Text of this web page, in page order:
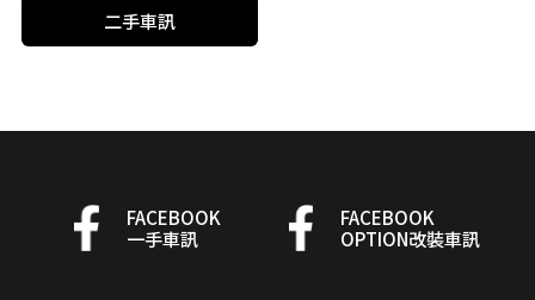
二手車訊
FACEBOOK
一手車訊
FACEBOOK
OPTION改裝車訊